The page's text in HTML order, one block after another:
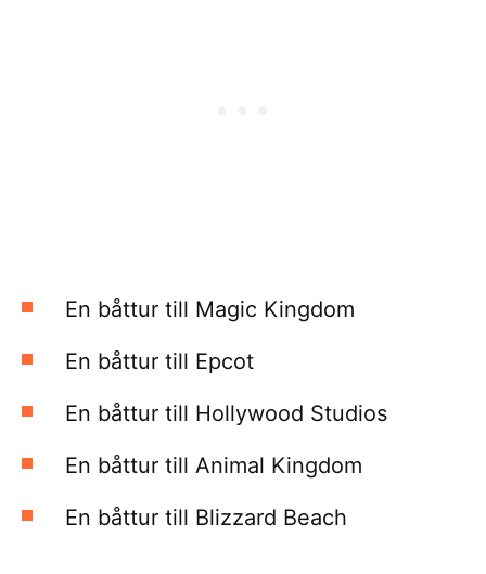
En båttur till Magic Kingdom
En båttur till Epcot
En båttur till Hollywood Studios
En båttur till Animal Kingdom
En båttur till Blizzard Beach